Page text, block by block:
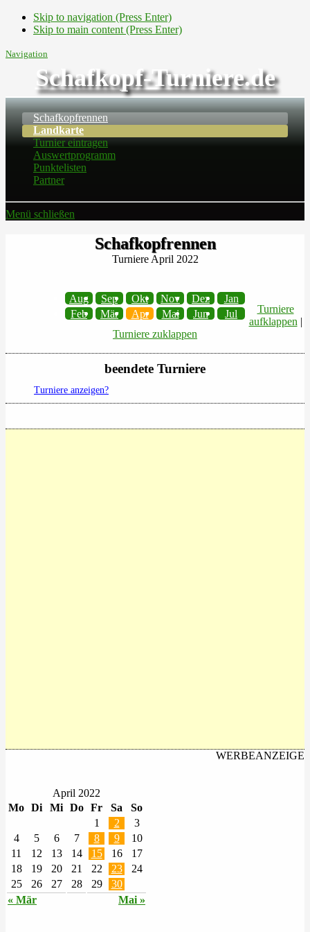
Skip to navigation (Press Enter)
Skip to main content (Press Enter)
Navigation
Schafkopf-Turniere.de
Schafkopfrennen
Landkarte
Turnier eintragen
Auswertprogramm
Punktelisten
Partner
Menü schließen
Schafkopfrennen
Turniere April 2022
Aug Sep Okt Nov Dez
Jan
Feb
Mär Apr Mai Jun Jul
Turniere
aufklappen |
Turniere zuklappen
beendete Turniere
Turniere anzeigen?
WERBEANZEIGE
April 2022
Mo Di Mi Do Fr Sa So
« Mär Mai »
1 2
3
4
5 6 7 8 9
10
11
12 13 14 15 16
17
18
19 20 21 22 23
24
25
26 27 28 29 30